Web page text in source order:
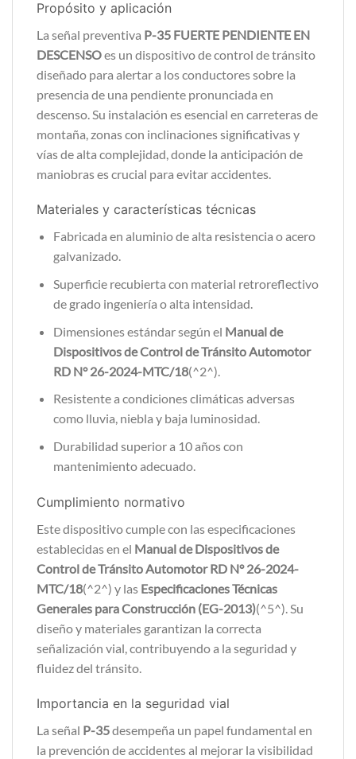
Propósito y aplicación
La señal preventiva P-35 FUERTE PENDIENTE EN
DESCENSOes un dispositivo de control de tránsito
diseñado para alertar a los conductores sobre la
presencia de una pendiente pronunciada en
descenso. Su instalación es esencial en carreteras de
montaña, zonas con inclinaciones significativas y
vías de alta complejidad, donde la anticipación de
maniobras es crucial para evitar accidentes.
Materiales y características técnicas
Fabricada en aluminio de alta resistencia o acero
galvanizado.
Superficie recubierta con material retroreflectivo
de grado ingeniería o alta intensidad.
Dimensiones estándar según el Manual de
Dispositivos de Control de Tránsito Automotor
RD N° 26-2024-MTC/18(^2^).
Resistente a condiciones climáticas adversas
como lluvia, niebla y baja luminosidad.
Durabilidad superior a 10 años con
mantenimiento adecuado.
Cumplimiento normativo
Este dispositivo cumple con las especificaciones
establecidas en el Manual de Dispositivos de
Control de Tránsito Automotor RD N° 26-2024-
MTC/18(^2^) y las Especificaciones Técnicas
Generales para Construcción (EG-2013)(^5^). Su
diseño y materiales garantizan la correcta
señalización vial, contribuyendo a la seguridad y
fluidez del tránsito.
Importancia en la seguridad vial
La señal P-35desempeña un papel fundamental en
la prevención de accidentes al mejorar la visibilidad